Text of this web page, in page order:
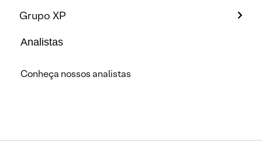
Grupo XP
Analistas
Conheça nossos analistas